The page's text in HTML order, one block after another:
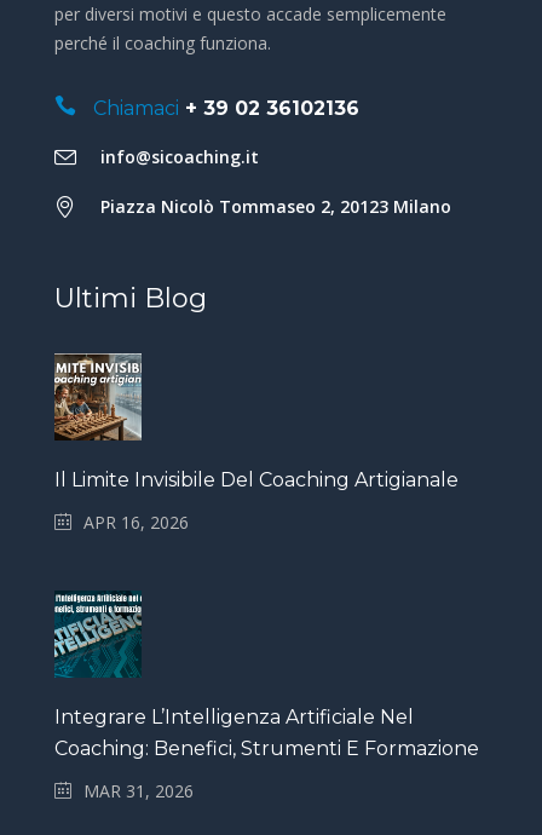
per diversi motivi e questo accade semplicemente
perché il coaching funziona.
Chiamaci + 39 02 36102136
info@sicoaching.it
Piazza Nicolò Tommaseo 2, 20123 Milano
Ultimi Blog
Il Limite Invisibile Del Coaching Artigianale
APR 16, 2026
Integrare L’Intelligenza Artificiale Nel
Coaching: Benefici, Strumenti E Formazione
MAR 31, 2026